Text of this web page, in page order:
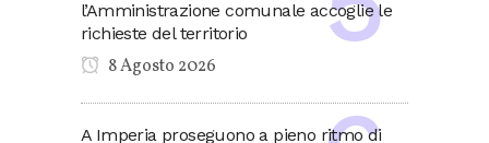
l’Amministrazione comunale accoglie le
richieste del territorio
8 Agosto 2026
A Imperia proseguono a pieno ritmo di